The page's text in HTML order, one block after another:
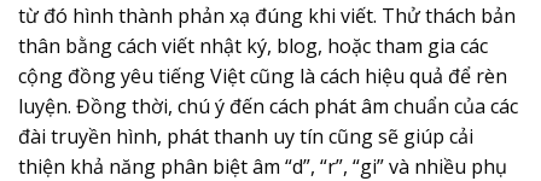
từ đó hình thành phản xạ đúng khi viết. Thử thách bản
thân bằng cách viết nhật ký, blog, hoặc tham gia các
cộng đồng yêu tiếng Việt cũng là cách hiệu quả để rèn
luyện. Đồng thời, chú ý đến cách phát âm chuẩn của các
đài truyền hình, phát thanh uy tín cũng sẽ giúp cải
thiện khả năng phân biệt âm “d”, “r”, “gi” và nhiều phụ